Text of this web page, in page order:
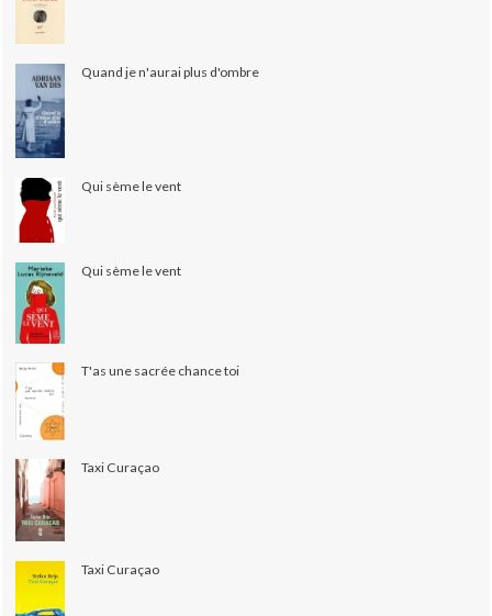
Quand je n'aurai plus d'ombre
Qui sème le vent
Qui sème le vent
T'as une sacrée chance toi
Taxi Curaçao
Taxi Curaçao